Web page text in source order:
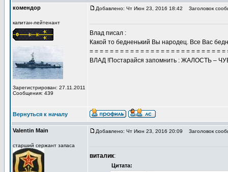
комендор
капитан-лейтенант
Зарегистрирован: 27.11.2011
Сообщения: 439
Добавлено: Чт Июн 23, 2016 18:42 Заголовок
Влад писал :
Какой то бедненький Вы народец. Все Вас
= = = = = = = = = = = = = = = = = = = = = = = = = = =
ВЛАД !Постарайся запомнить : ЖАЛОСТЬ –
Вернуться к началу
Valentin Main
старший сержант запаса
Добавлено: Чт Июн 23, 2016 20:09 Заголовок
виталик:
Цитата: